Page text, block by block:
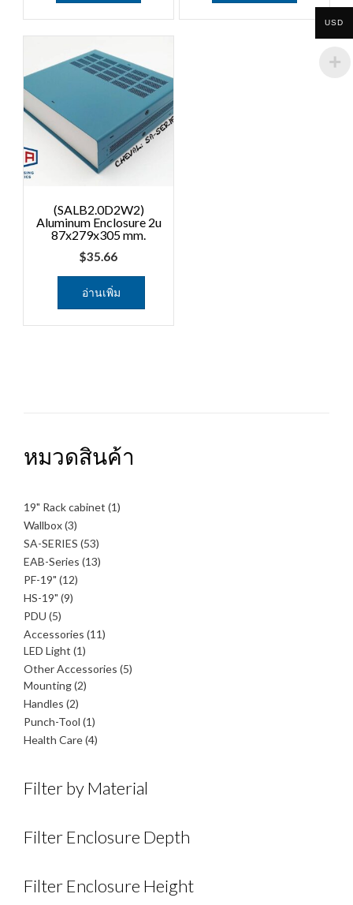
(SALB2.0D2W2)
Aluminum Enclosure 2u
87x279x305 mm.
$35.66
อ่านเพิ่ม
หมวดสินค้า
19" Rack cabinet 11
Wallbox 33
สินค้า
SA-SERIES 5353
สินค้า
EAB-Series 1313
PF-19" 1212
HS-19" 99
PDU 55
สินค้า
Accessories 1111
LED Light 11
สินค้า
Other Accessories 55
Mounting 22
Handles 22
สินค้า
Punch-Tool 11
สินค้า
Health Care 44
Filter by Material
Filter Enclosure Depth
Filter Enclosure Height
USD